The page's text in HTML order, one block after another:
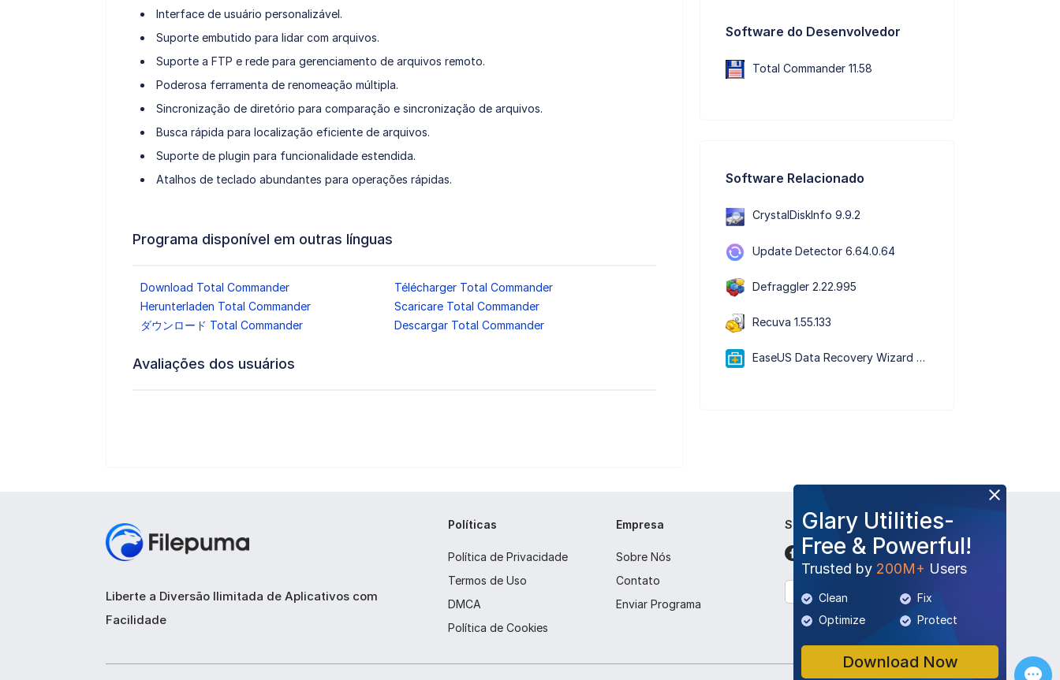
Interface de usuário personalizável.
Suporte embutido para lidar com arquivos.
Suporte a FTP e rede para gerenciamento de arquivos remoto.
Poderosa ferramenta de renomeação múltipla.
Sincronização de diretório para comparação e sincronização de arquivos.
Busca rápida para localização eficiente de arquivos.
Suporte de plugin para funcionalidade estendida.
Atalhos de teclado abundantes para operações rápidas.
Programa disponível em outras línguas
Download Total Commander
Télécharger Total Commander
Herunterladen Total Commander
Scaricare Total Commander
ダウンロード Total Commander
Descargar Total Commander
Avaliações dos usuários
Software do Desenvolvedor
Total Commander 11.58
Software Relacionado
CrystalDiskInfo 9.9.2
Update Detector 6.64.0.64
Defraggler 2.22.995
Recuva 1.55.133
EaseUS Data Recovery Wizard Free 20.5.0
Glary Utilities-
Free & Powerful!
Trusted by 200M+ Users
Clean
Fix
Optimize
Protect
Download Now
Liberte a Diversão Ilimitada de Aplicativos com
Facilidade
Políticas
Política de Privacidade
Termos de Uso
DMCA
Política de Cookies
Empresa
Sobre Nós
Contato
Enviar Programa
Siga-nos
Português